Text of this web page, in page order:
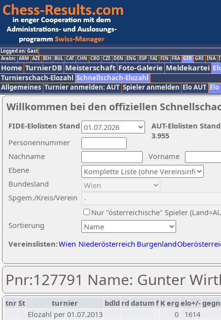
Logged on: Gast
Arabic ARM AZE BIH BUL CAT CHN CRO CZE DEN ENG ESP FAI FIN FRA GER GRE INA
Home TurnierDB Meisterschaft Foto-Galerie Meldekartei
Turnierschach-Elozahl Schnellschach-Elozahl
Allgemeines Turnier anmelden: AUT Spieler anmelden Elo AUT
Willkommen bei den offiziellen
Nachname
Vorname
Ebene
Sortierung
Personennummer
Bundesland
Spgem./Kreis/Verein
Nur "österreichische" Spieler
Vereinslisten:Wien Niederösterreich Burgenland
AUT-Elolisten
3.955
FIDE-Elolisten Stand
Pnr:127791 Name: Gunter
tnrSt turnier bdld rd datumf Kerg elo+/-
Elozahl per 01.07.2013
0
1614